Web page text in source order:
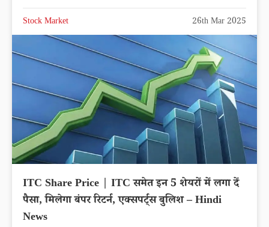
Stock Market 26th Mar 2025
ITC Share Price | ITC समेत इन 5 शेयरों में लगा दें
पैसा, मिलेगा बंपर रिटर्न, एक्सपर्ट्स बुलिश – Hindi
News